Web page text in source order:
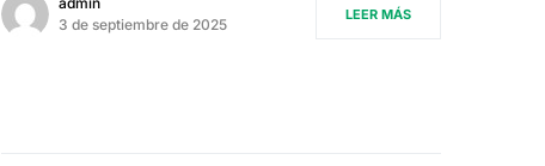
3 de septiembre de 2025
LEER MÁS